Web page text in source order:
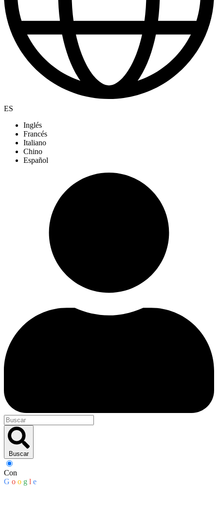
ES
Inglés
Francés
Italiano
Chino
Español
Buscar
Con
G o o g l e